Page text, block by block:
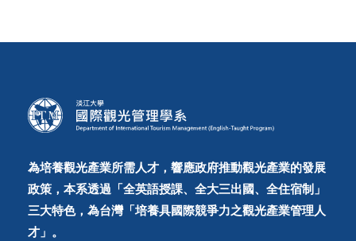
為培養觀光產業所需人才，響應政府推動觀光產業的發展
政策，本系透過「全英語授課、全大三出國、全住宿制」
三大特色，為台灣「培養具國際競爭力之觀光產業管理人
才」。